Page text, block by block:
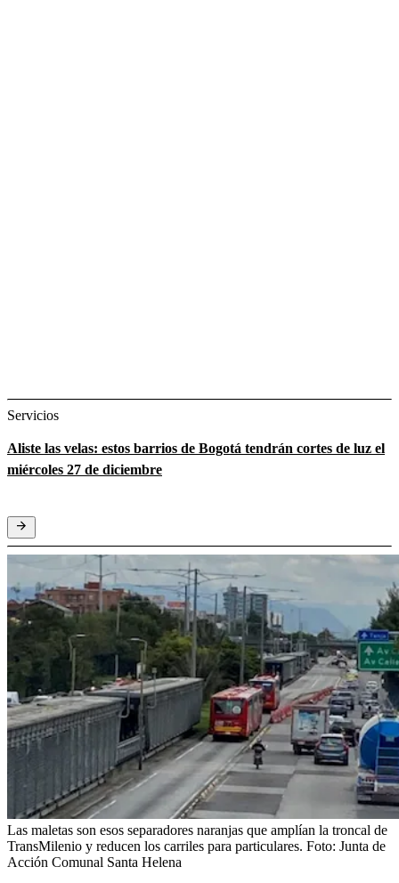
Servicios
Aliste las velas: estos barrios de Bogotá tendrán cortes de luz el
miércoles 27 de diciembre
Las maletas son esos separadores naranjas que amplían la troncal de
TransMilenio y reducen los carriles para particulares. Foto: Junta de
Acción Comunal Santa Helena